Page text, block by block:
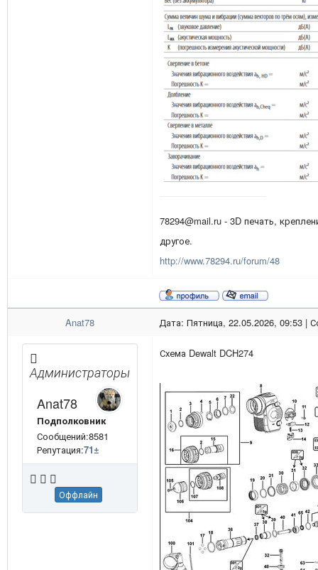
78294@mail.ru - 3D печать,
другое.
http://www.78294.ru/forum/48
Anat78 Дата: Пятница, 22.05.2026, 09:53 |
Администраторы
Anat78
Подполковник
Сообщений:8581
Репутация:71±
Оффлайн
Схема Dewalt DCH274